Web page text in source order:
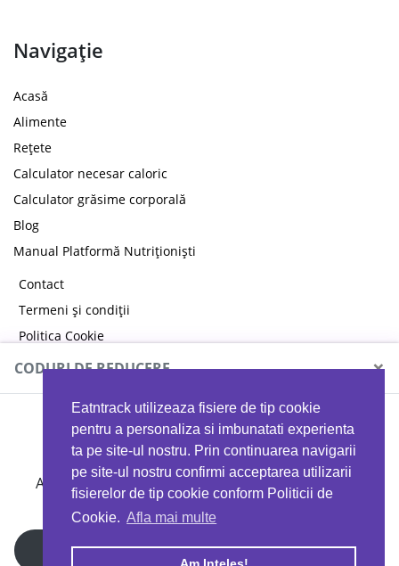
Eatntrack utilizeaza fisiere de tip cookie
pentru a personaliza si imbunatati experienta
ta pe site-ul nostru. Prin continuarea navigarii
pe site-ul nostru confirmi acceptarea utilizarii
fisierelor de tip cookie conform Politicii de
Cookie. Afla mai multe
Navigație
Acasă
Alimente
Rețete
Calculator necesar caloric
Calculator grăsime corporală
Blog
Manual Platformă Nutriționiști
Contact
Termeni și condiții
Politica Cookie
Politica de confidențialitate
CODURI DE REDUCERE ×
MYPROTEIN
Ai 40%reducere la orice comandă folosind codul
EATTRACK
Profită acum